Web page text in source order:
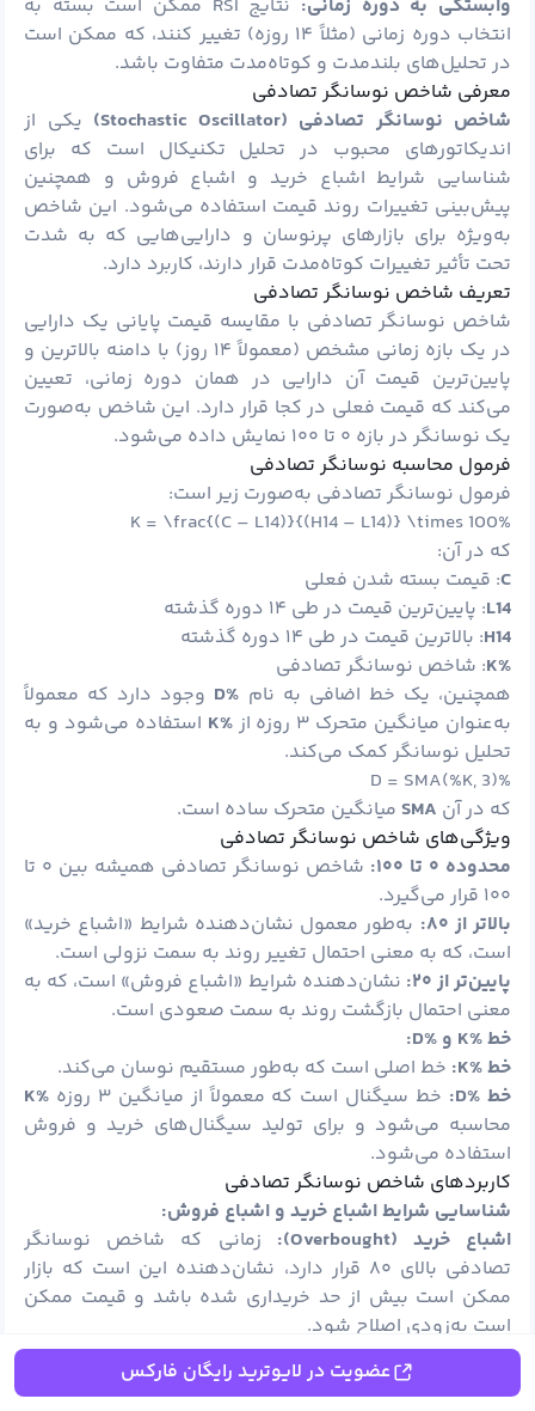
وابستگی به دوره زمانی:
نتایج RSI ممکن است بسته به
انتخاب دوره زمانی (مثلاً ۱۴ روزه) تغییر کنند، که ممکن است
در تحلیل‌های بلندمدت و کوتاه‌مدت متفاوت باشد.
معرفی شاخص نوسانگر تصادفی
شاخص نوسانگر تصادفی (Stochastic Oscillator)
یکی از
اندیکاتورهای محبوب در تحلیل تکنیکال است که برای
شناسایی شرایط اشباع خرید و اشباع فروش و همچنین
پیش‌بینی تغییرات روند قیمت استفاده می‌شود. این شاخص
به‌ویژه برای بازارهای پرنوسان و دارایی‌هایی که به شدت
تحت تأثیر تغییرات کوتاه‌مدت قرار دارند، کاربرد دارد.
تعریف شاخص نوسانگر تصادفی
شاخص نوسانگر تصادفی با مقایسه قیمت پایانی یک دارایی
در یک بازه زمانی مشخص (معمولاً ۱۴ روز) با دامنه بالاترین و
پایین‌ترین قیمت آن دارایی در همان دوره زمانی، تعیین
می‌کند که قیمت فعلی در کجا قرار دارد. این شاخص به‌صورت
یک نوسانگر در بازه ۰ تا ۱۰۰ نمایش داده می‌شود.
فرمول محاسبه نوسانگر تصادفی
فرمول نوسانگر تصادفی به‌صورت زیر است:
%K = \frac{(C – L14)}{(H14 – L14)} \times 100
که در آن:
C: قیمت بسته شدن فعلی
L14: پایین‌ترین قیمت در طی ۱۴ دوره گذشته
H14: بالاترین قیمت در طی ۱۴ دوره گذشته
%
K: شاخص نوسانگر تصادفی
همچنین، یک خط اضافی به نام %
D وجود دارد که معمولاً
به‌عنوان میانگین متحرک ۳ روزه از
%
K استفاده می‌شود و به
تحلیل نوسانگر کمک می‌کند.
%D = SMA(%K, 3)
که در آن SMA میانگین متحرک ساده است.
ویژگی‌های شاخص نوسانگر تصادفی
محدوده ۰ تا ۱۰۰:
شاخص نوسانگر تصادفی همیشه بین ۰ تا
۱۰۰ قرار می‌گیرد.
بالاتر از ۸۰: به‌طور معمول نشان‌دهنده شرایط «اشباع خرید»
است، که به معنی احتمال تغییر روند به سمت نزولی است.
پایین‌تر از ۲۰: نشان‌دهنده شرایط «اشباع فروش» است، که به
معنی احتمال بازگشت روند به سمت صعودی است.
خط %K و %D:
خط %K: خط اصلی است که به‌طور مستقیم نوسان می‌کند.
خط %D: خط سیگنال است که معمولاً از میانگین ۳ روزه %
K
محاسبه می‌شود و برای تولید سیگنال‌های خرید و فروش
استفاده می‌شود.
کاربردهای شاخص نوسانگر تصادفی
شناسایی شرایط اشباع خرید و اشباع فروش:
اشباع خرید (Overbought):
زمانی که شاخص نوسانگر
تصادفی بالای ۸۰ قرار دارد، نشان‌دهنده این است که بازار
ممکن است بیش از حد خریداری شده باشد و قیمت ممکن
است به‌زودی اصلاح شود.
اشباع فروش (Oversold): زمانی که شاخص نوسانگر تصادفی
زیر ۲۰ قرار دارد، نشان‌دهنده این است که بازار ممکن است
عضویت در لایوترید رایگان فارکس